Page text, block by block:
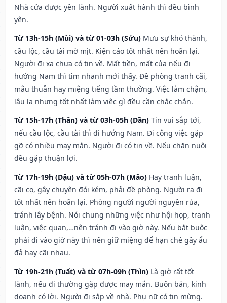
Nhà cửa được yên lành. Người xuất hành thì đều bình
yên.
Từ 13h-15h (Mùi) và từ 01-03h (Sửu) Mưu sự khó thành,
cầu lộc, cầu tài mờ mịt. Kiện cáo tốt nhất nên hoãn lại.
Người đi xa chưa có tin về. Mất tiền, mất của nếu đi
hướng Nam thì tìm nhanh mới thấy. Đề phòng tranh cãi,
mâu thuẫn hay miệng tiếng tầm thường. Việc làm chậm,
lâu la nhưng tốt nhất làm việc gì đều cần chắc chắn.
Từ 15h-17h (Thân) và từ 03h-05h (Dần) Tin vui sắp tới,
nếu cầu lộc, cầu tài thì đi hướng Nam. Đi công việc gặp
gỡ có nhiều may mắn. Người đi có tin về. Nếu chăn nuôi
đều gặp thuận lợi.
Từ 17h-19h (Dậu) và từ 05h-07h (Mão) Hay tranh luận,
cãi cọ, gây chuyện đói kém, phải đề phòng. Người ra đi
tốt nhất nên hoãn lại. Phòng người người nguyền rủa,
tránh lây bệnh. Nói chung những việc như hội họp, tranh
luận, việc quan,…nên tránh đi vào giờ này. Nếu bắt buộc
phải đi vào giờ này thì nên giữ miệng để hạn ché gây ẩu
đả hay cãi nhau.
Từ 19h-21h (Tuất) và từ 07h-09h (Thìn) Là giờ rất tốt
lành, nếu đi thường gặp được may mắn. Buôn bán, kinh
doanh có lời. Người đi sắp về nhà. Phụ nữ có tin mừng.